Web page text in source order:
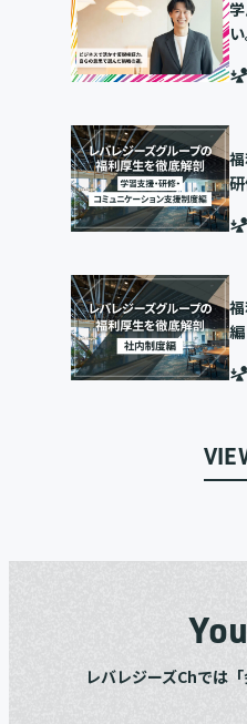
レバレジーズChでは